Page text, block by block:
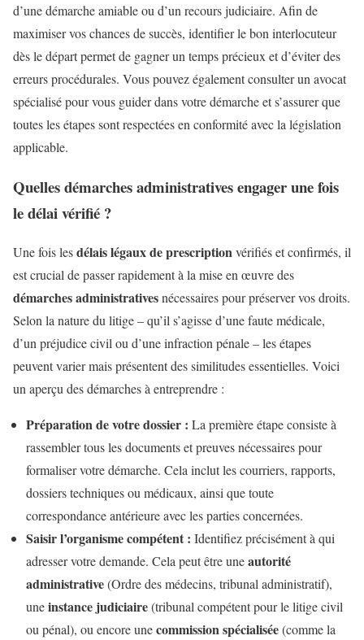
d’une démarche amiable ou d’un recours judiciaire. Afin de
maximiser vos chances de succès, identifier le bon interlocuteur
dès le départ permet de gagner un temps précieux et d’éviter des
erreurs procédurales. Vous pouvez également consulter un avocat
spécialisé pour vous guider dans votre démarche et s’assurer que
toutes les étapes sont respectées en conformité avec la législation
applicable.
Quelles démarches administratives engager une fois
le délai vérifié ?
Une fois lesdélais légaux de prescriptionvérifiés et confirmés, il
est crucial de passer rapidement à la mise en œuvre des
démarches administrativesnécessaires pour préserver vos droits.
Selon la nature du litige – qu’il s’agisse d’une faute médicale,
d’un préjudice civil ou d’une infraction pénale – les étapes
peuvent varier mais présentent des similitudes essentielles. Voici
un aperçu des démarches à entreprendre :
Préparation de votre dossier : La première étape consiste à
rassembler tous les documents et preuves nécessaires pour
formaliser votre démarche. Cela inclut les courriers, rapports,
dossiers techniques ou médicaux, ainsi que toute
correspondance antérieure avec les parties concernées.
Saisir l’organisme compétent : Identifiez précisément à qui
adresser votre demande. Cela peut être uneautorité
administrative(Ordre des médecins, tribunal administratif),
uneinstance judiciaire(tribunal compétent pour le litige civil
ou pénal), ou encore unecommission spécialisée(comme la